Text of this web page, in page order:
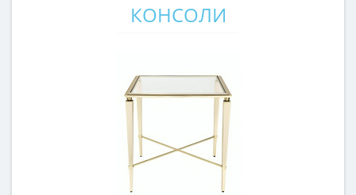
КОНСОЛИ